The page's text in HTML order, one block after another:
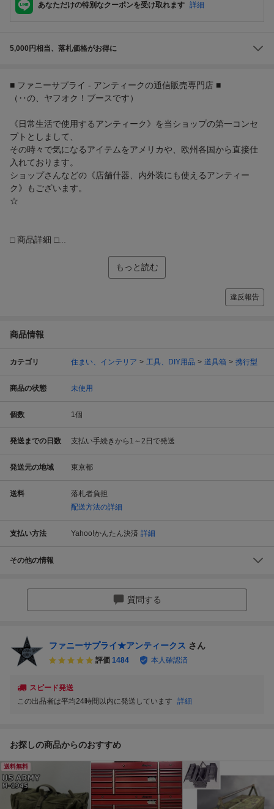
あなただけの特別なクーポンを受け取れます 詳細
5,000円相当、落札価格がお得に
■ ファニーサプライ - アンティークの通信販売専門店 ■
（‥の、ヤフオク！ブースです）
《日常生活で使用するアンティーク》を当ショップの第一コンセ
プトとしまして、
その時々で気になるアイテムをアメリカや、欧州各国から直接仕
入れております。
ショップさんなどの《店舗什器、内外装にも使えるアンティー
ク》もございます。
☆
□ 商品詳細 □...
もっと読む
違反報告
商品情報
カテゴリ 住まい、インテリア 工具、DIY用品 道具箱 携行型
商品の状態 未使用
個数 1個
発送までの日数 支払い手続きから1～2日で発送
発送元の地域 東京都
送料
落札者負担
配送方法の詳細
支払い方法 Yahoo!かんたん決済 詳細
その他の情報
質問する
ファニーサプライ★アンティークス さん
評価 1484 本人確認済
スピード発送
この出品者は平均24時間以内に発送しています
詳細
お探しの商品からのおすすめ
送料無料